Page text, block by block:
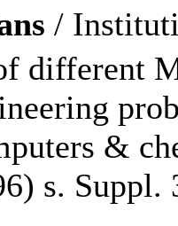
/
different
&
s. Suppl.